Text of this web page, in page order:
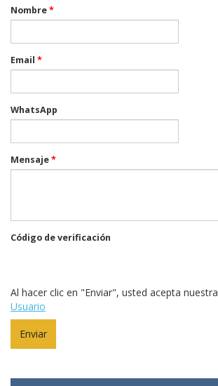
Nombre*
Email *
WhatsApp
Mensaje*
Código de verificación
Al hacer clic en "Enviar", usted acepta nuestra
Usuario